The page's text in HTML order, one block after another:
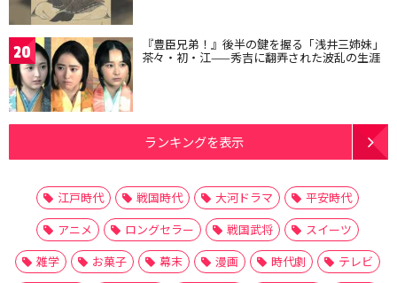
20 『豊臣兄弟！』後半の鍵を握る「浅井三姉妹」
茶々・初・江——秀吉に翻弄された波乱の生涯
ランキングを表示
江戸時代 戦国時代 大河ドラマ
平安時代
アニメ
ロングセラー 戦国武将
スイーツ
雑学
お菓子 幕末 漫画 時代劇
テレビ